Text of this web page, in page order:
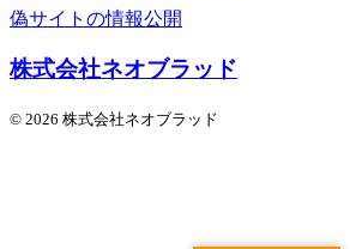
偽サイトの情報公開
株式会社ネオブラッド
© 2026 株式会社ネオブラッド